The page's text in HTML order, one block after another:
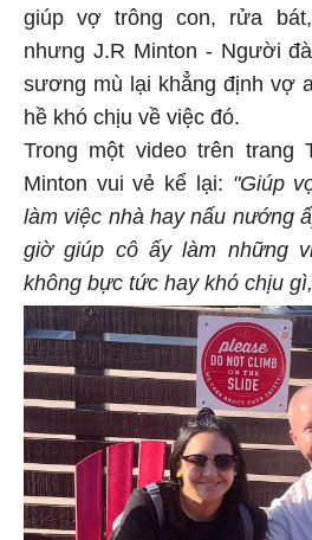
giúp vợ trông con, rửa
nhưng J.R Minton - Người
sương mù lại khẳng định vợ
hề khó chịu về việc đó.
Trong một video trên trang
Minton vui vẻ kể lại: "Giúp
làm việc nhà hay nấu nướng
giờ giúp cô ấy làm những
không bực tức hay khó chịu